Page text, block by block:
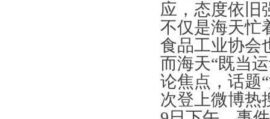
应，态度依旧
不仅是海天忙
食品工业协会
而海天“既当
论焦点，话题
次登上微博热